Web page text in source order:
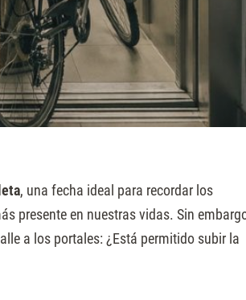
, una fecha ideal para recordar los
presente en nuestras vidas. Sin
a los portales: ¿Está permitido subir la